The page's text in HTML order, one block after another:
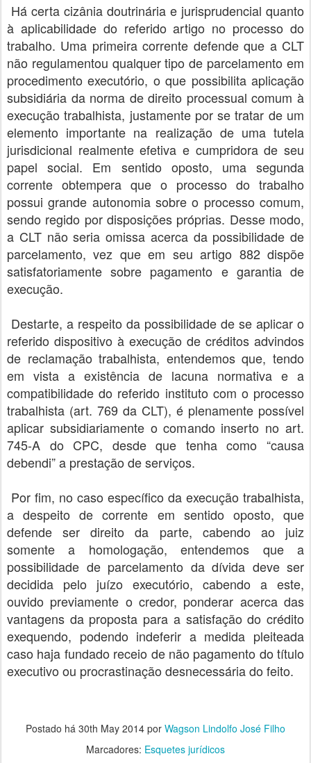
Há certa cizânia doutrinária e jurisprudencial quanto
à aplicabilidade do referido artigo no processo do
trabalho. Uma primeira corrente defende que a CLT
não regulamentou qualquer tipo de parcelamento em
procedimento executório, o que possibilita aplicação
subsidiária da norma de direito processual comum à
execução trabalhista, justamente por se tratar de um
elemento importante na realização de uma tutela
jurisdicional realmente efetiva e cumpridora de seu
papel social. Em sentido oposto, uma segunda
corrente obtempera que o processo do trabalho
possui grande autonomia sobre o processo comum,
sendo regido por disposições próprias. Desse modo,
a CLT não seria omissa acerca da possibilidade de
parcelamento, vez que em seu artigo 882 dispõe
satisfatoriamente sobre pagamento e garantia de
execução.
Destarte, a respeito da possibilidade de se aplicar o
referido dispositivo à execução de créditos advindos
de reclamação trabalhista, entendemos que, tendo
em vista a existência de lacuna normativa e a
compatibilidade do referido instituto com o processo
trabalhista (art. 769 da CLT), é plenamente possível
aplicar subsidiariamente o comando inserto no art.
745-A do CPC, desde que tenha como “causa
debendi” a prestação de serviços.
Por fim, no caso específico da execução trabalhista,
a despeito de corrente em sentido oposto, que
defende ser direito da parte, cabendo ao juiz
somente a homologação, entendemos que a
possibilidade de parcelamento da dívida deve ser
decidida pelo juízo executório, cabendo a este,
ouvido previamente o credor, ponderar acerca das
vantagens da proposta para a satisfação do crédito
exequendo, podendo indeferir a medida pleiteada
caso haja fundado receio de não pagamento do título
executivo ou procrastinação desnecessária do feito.
Postado há 30th May 2014 por Wagson Lindolfo José Filho
Marcadores: Esquetes jurídicos